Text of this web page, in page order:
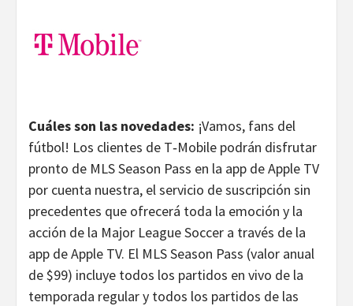
Cuáles son las novedades: ¡Vamos, fans del
fútbol! Los clientes de T‑Mobile podrán disfrutar
pronto de MLS Season Pass en la app de Apple TV
por cuenta nuestra, el servicio de suscripción sin
precedentes que ofrecerá toda la emoción y la
acción de la Major League Soccer a través de la
app de Apple TV. El MLS Season Pass (valor anual
de $99) incluye todos los partidos en vivo de la
temporada regular y todos los partidos de las